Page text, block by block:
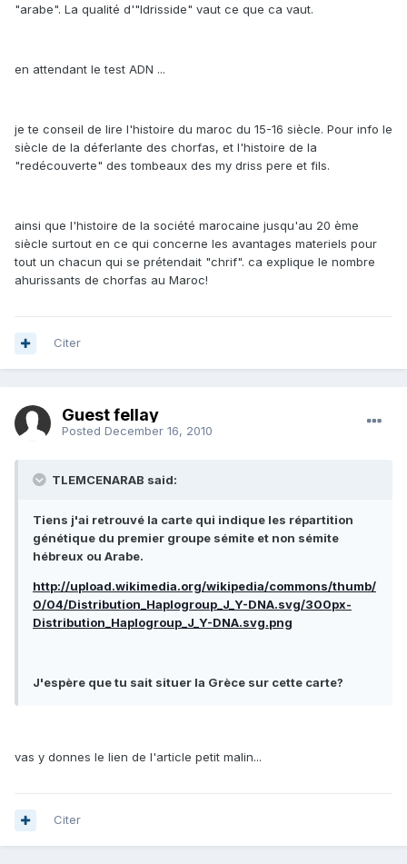
"arabe". La qualité d'"Idrisside" vaut ce que ca vaut.
en attendant le test ADN ...
je te conseil de lire l'histoire du maroc du 15-16 siècle. Pour info le
siècle de la déferlante des chorfas, et l'histoire de la
"redécouverte" des tombeaux des my driss pere et fils.
ainsi que l'histoire de la société marocaine jusqu'au 20 ème
siècle surtout en ce qui concerne les avantages materiels pour
tout un chacun qui se prétendait "chrif". ca explique le nombre
ahurissants de chorfas au Maroc!
Citer
Guest fellay
Posted December 16, 2010
TLEMCENARAB said:
Tiens j'ai retrouvé la carte qui indique les répartition
génétique du premier groupe sémite et non sémite
hébreux ou Arabe.
http://upload.wikimedia.org/wikipedia/commons/thumb/
0/04/Distribution_Haplogroup_J_Y-DNA.svg/300px-
Distribution_Haplogroup_J_Y-DNA.svg.png
J'espère que tu sait situer la Grèce sur cette carte?
vas y donnes le lien de l'article petit malin...
Citer